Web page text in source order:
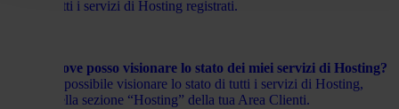
tutti i servizi di Hosting registrati.
Dove posso visionare lo stato dei miei servizi di Hosting?
È possibile visionare lo stato di tutti i servizi di Hosting,
nella sezione “Hosting” della tua Area Clienti.